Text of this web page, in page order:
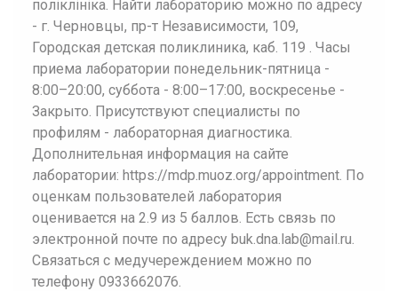
поліклініка. Найти лабораторию можно по адресу
- г. Черновцы, пр-т Независимости, 109,
Городская детская поликлиника, каб. 119 . Часы
приема лаборатории понедельник-пятница -
8:00–20:00, суббота - 8:00–17:00, воскресенье -
Закрыто. Присутствуют специалисты по
профилям - лабораторная диагностика.
Дополнительная информация на сайте
лаборатории: https://mdp.muoz.org/appointment. По
оценкам пользователей лаборатория
оценивается на 2.9 из 5 баллов. Есть связь по
электронной почте по адресу buk.dna.lab@mail.ru.
Связаться с медучереждением можно по
телефону 0933662076.